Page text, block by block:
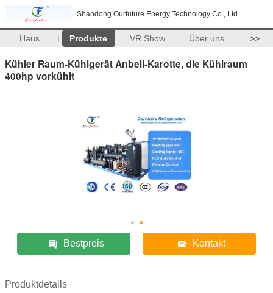
Shandong Ourfuture Energy Technology Co., Ltd.
Haus Produkte VR Show Über uns >>
Kühler Raum-Kühlgerät Anbell-Karotte, die Kühlraum
400hp vorkühlt
Bestpreis Kontakt
Produktdetails